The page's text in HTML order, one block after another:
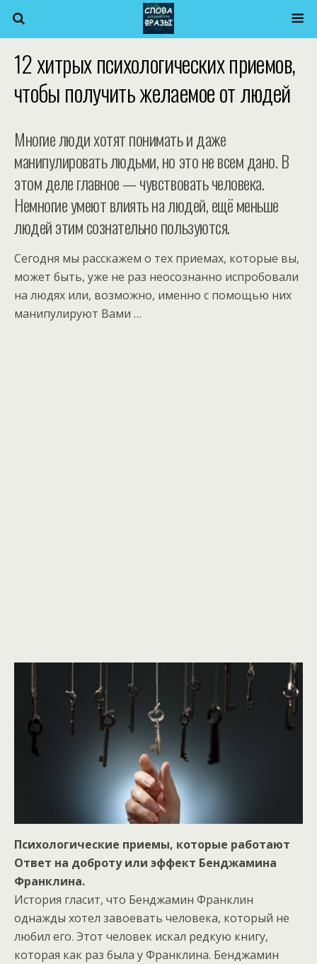
12 хитрых психологических приемов,
чтобы получить желаемое от людей
Многие люди хотят понимать и даже
манипулировать людьми, но это не всем дано. В
этом деле главное — чувствовать человека.
Немногие умеют влиять на людей, ещё меньше
людей этим сознательно пользуются.
Сегодня мы расскажем о тех приемах, которые вы,
может быть, уже не раз неосознанно испробовали
на людях или, возможно, именно с помощью них
манипулируют Вами …
Психологические приемы, которые работают
Ответ на доброту или эффект Бенджамина
Франклина.
История гласит, что Бенджамин Франклин
однажды хотел завоевать человека, который не
любил его. Этот человек искал редкую книгу,
которая как раз была у Франклина. Бенджамин